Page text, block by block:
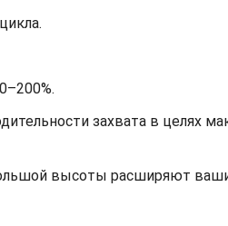
захвата в целях
высоты расширяют